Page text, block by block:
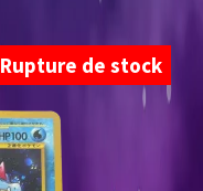
Rupture de stock